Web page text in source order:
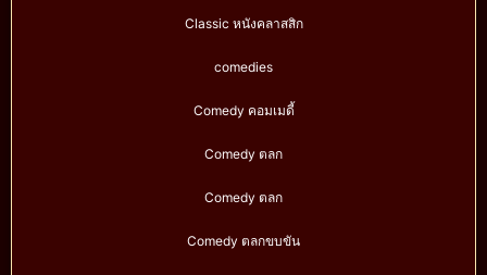
Classic หนังคลาสสิก
comedies
Comedy คอมเมดี้
Comedy ตลก
Comedy ตลก
Comedy ตลกขบขัน